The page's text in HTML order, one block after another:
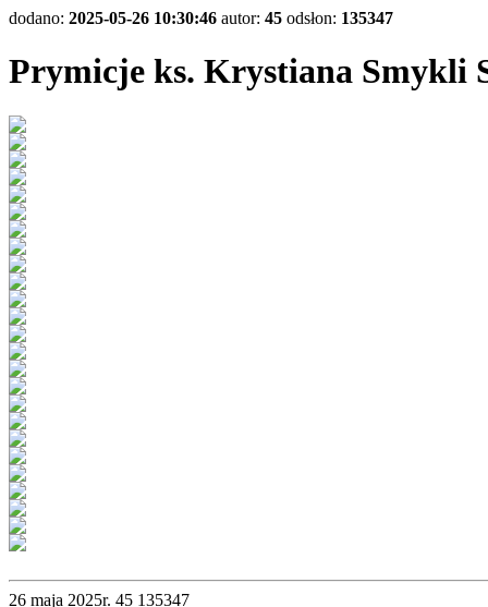
dodano: 2025-05-26 10:30:46 autor: 45 odsłon: 135347
Prymicje ks. Krystiana Smykli
26 maja 2025r. 45 135347